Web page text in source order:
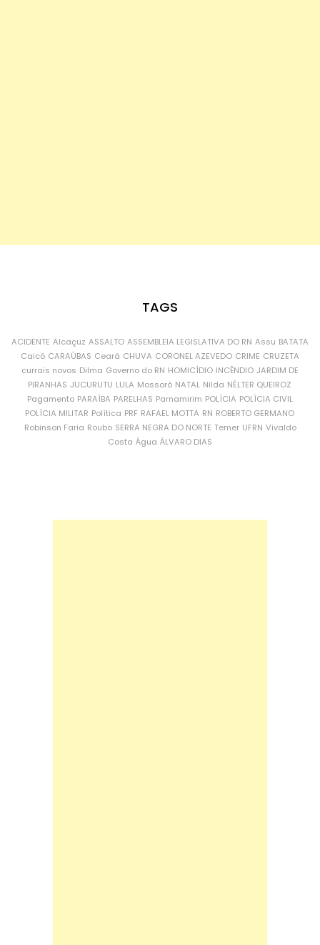
TAGS
ACIDENTE Alcaçuz ASSALTO ASSEMBLEIA LEGISLATIVA DO RN Assu BATATA
Caicó CARAÚBAS Ceará CHUVA CORONEL AZEVEDO CRIME CRUZETA
currais novos Dilma Governo do RN HOMICÍDIO INCÊNDIO JARDIM DE
PIRANHAS JUCURUTU LULA Mossoró NATAL Nilda NÉLTER QUEIROZ
Pagamento PARAÍBA PARELHAS Parnamirim POLÍCIA POLÍCIA CIVIL
POLÍCIA MILITAR Política PRF RAFAEL MOTTA RN ROBERTO GERMANO
Robinson Faria Roubo SERRA NEGRA DO NORTE Temer UFRN Vivaldo
Costa Água ÁLVARO DIAS